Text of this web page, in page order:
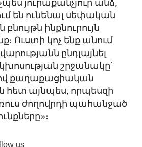
յուրաքանչյուր անձ,
են ունենալ սեփական
ինքնուրույն
Ուստի կոչ ենք անում
ընդլայնել
շրջանակը՝
քաղաքացիական
հետ այնպես, որպեսզի
ժողովրդի պահանջած
us